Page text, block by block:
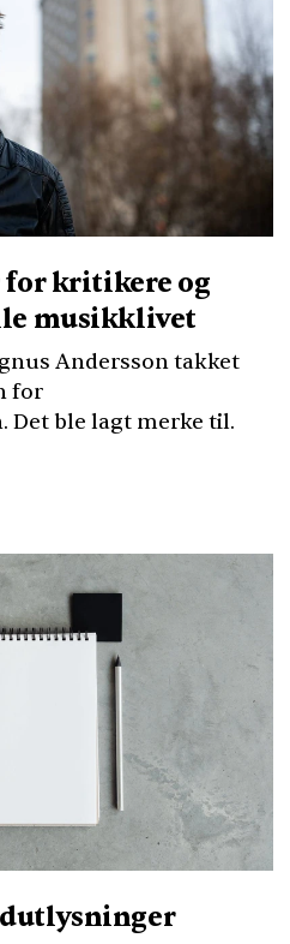
for kritikere og
musikklivet
Andersson takket
for
Det ble lagt merke til.